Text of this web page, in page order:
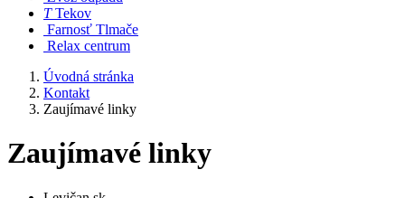
T Tekov
Farnosť Tlmače
Relax centrum
Úvodná stránka
Kontakt
Zaujímavé linky
Zaujímavé linky